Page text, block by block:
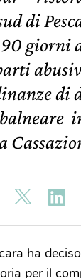
di
giorni
di
ha
per il